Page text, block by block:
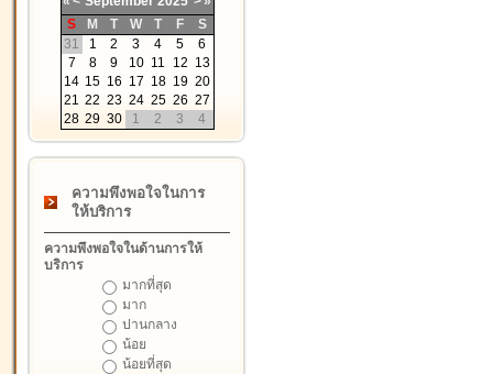
S
M T W T F
S
31
1 2 3 4 5
6
7
8 9 10 11 12 13
14 15 16 17 18 19 20
21 22 23 24 25 26 27
28 29 30 1 2 3 4
ความพึงพอใจในการ
ให้บริการ
ความพึงพอใจในด้านการให้
บริการ
มากที่สุด
มาก
ปานกลาง
น้อย
น้อยที่สุด